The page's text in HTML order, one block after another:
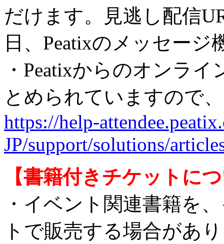
だけます。見逃し配信
日、Peatixのメッセー
・Peatixからのオンラ
とめられていますので
https://help-
JP/support/solutions/
【書籍付きチケットに
・イベント関連書籍を
トで販売する場合があ